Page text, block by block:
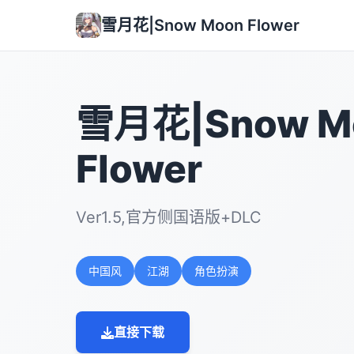
雪月花|Snow Moon Flower
雪月花|Snow
Flower
Ver1.5,官方侧国语版+DLC
中国风 江湖 角色扮演
直接下载